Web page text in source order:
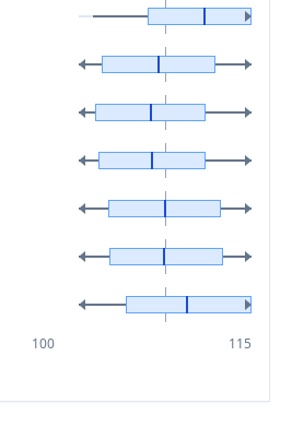
100
115